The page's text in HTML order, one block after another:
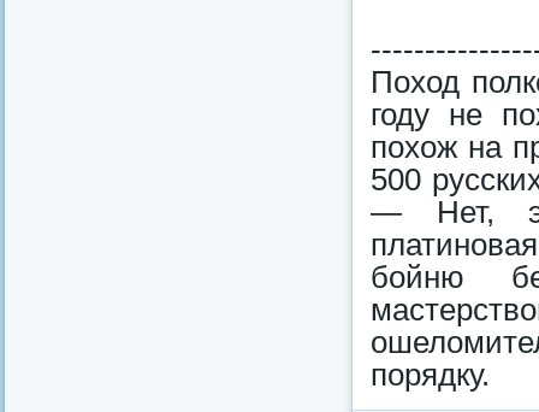
Поход
году не
похож на
500
— Нет,
бойню
порядку.